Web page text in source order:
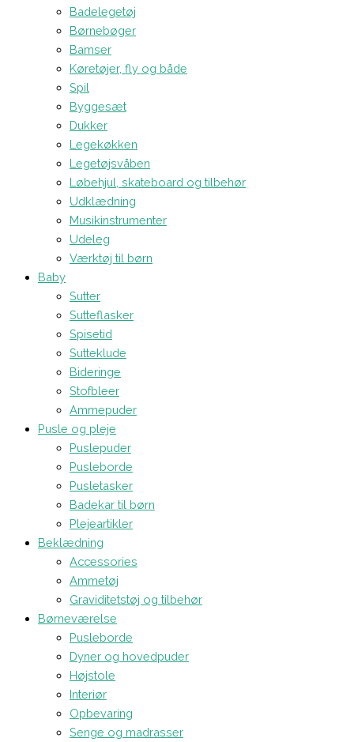
Badelegetøj
Børnebøger
Bamser
Køretøjer, fly og både
Spil
Byggesæt
Dukker
Legekøkken
Legetøjsvåben
Løbehjul, skateboard og tilbehør
Udklædning
Musikinstrumenter
Udeleg
Værktøj til børn
Baby
Sutter
Sutteflasker
Spisetid
Sutteklude
Bideringe
Stofbleer
Ammepuder
Pusle og pleje
Puslepuder
Pusleborde
Pusletasker
Badekar til børn
Plejeartikler
Beklædning
Accessories
Ammetøj
Graviditetstøj og tilbehør
Børneværelse
Pusleborde
Dyner og hovedpuder
Højstole
Interiør
Opbevaring
Senge og madrasser